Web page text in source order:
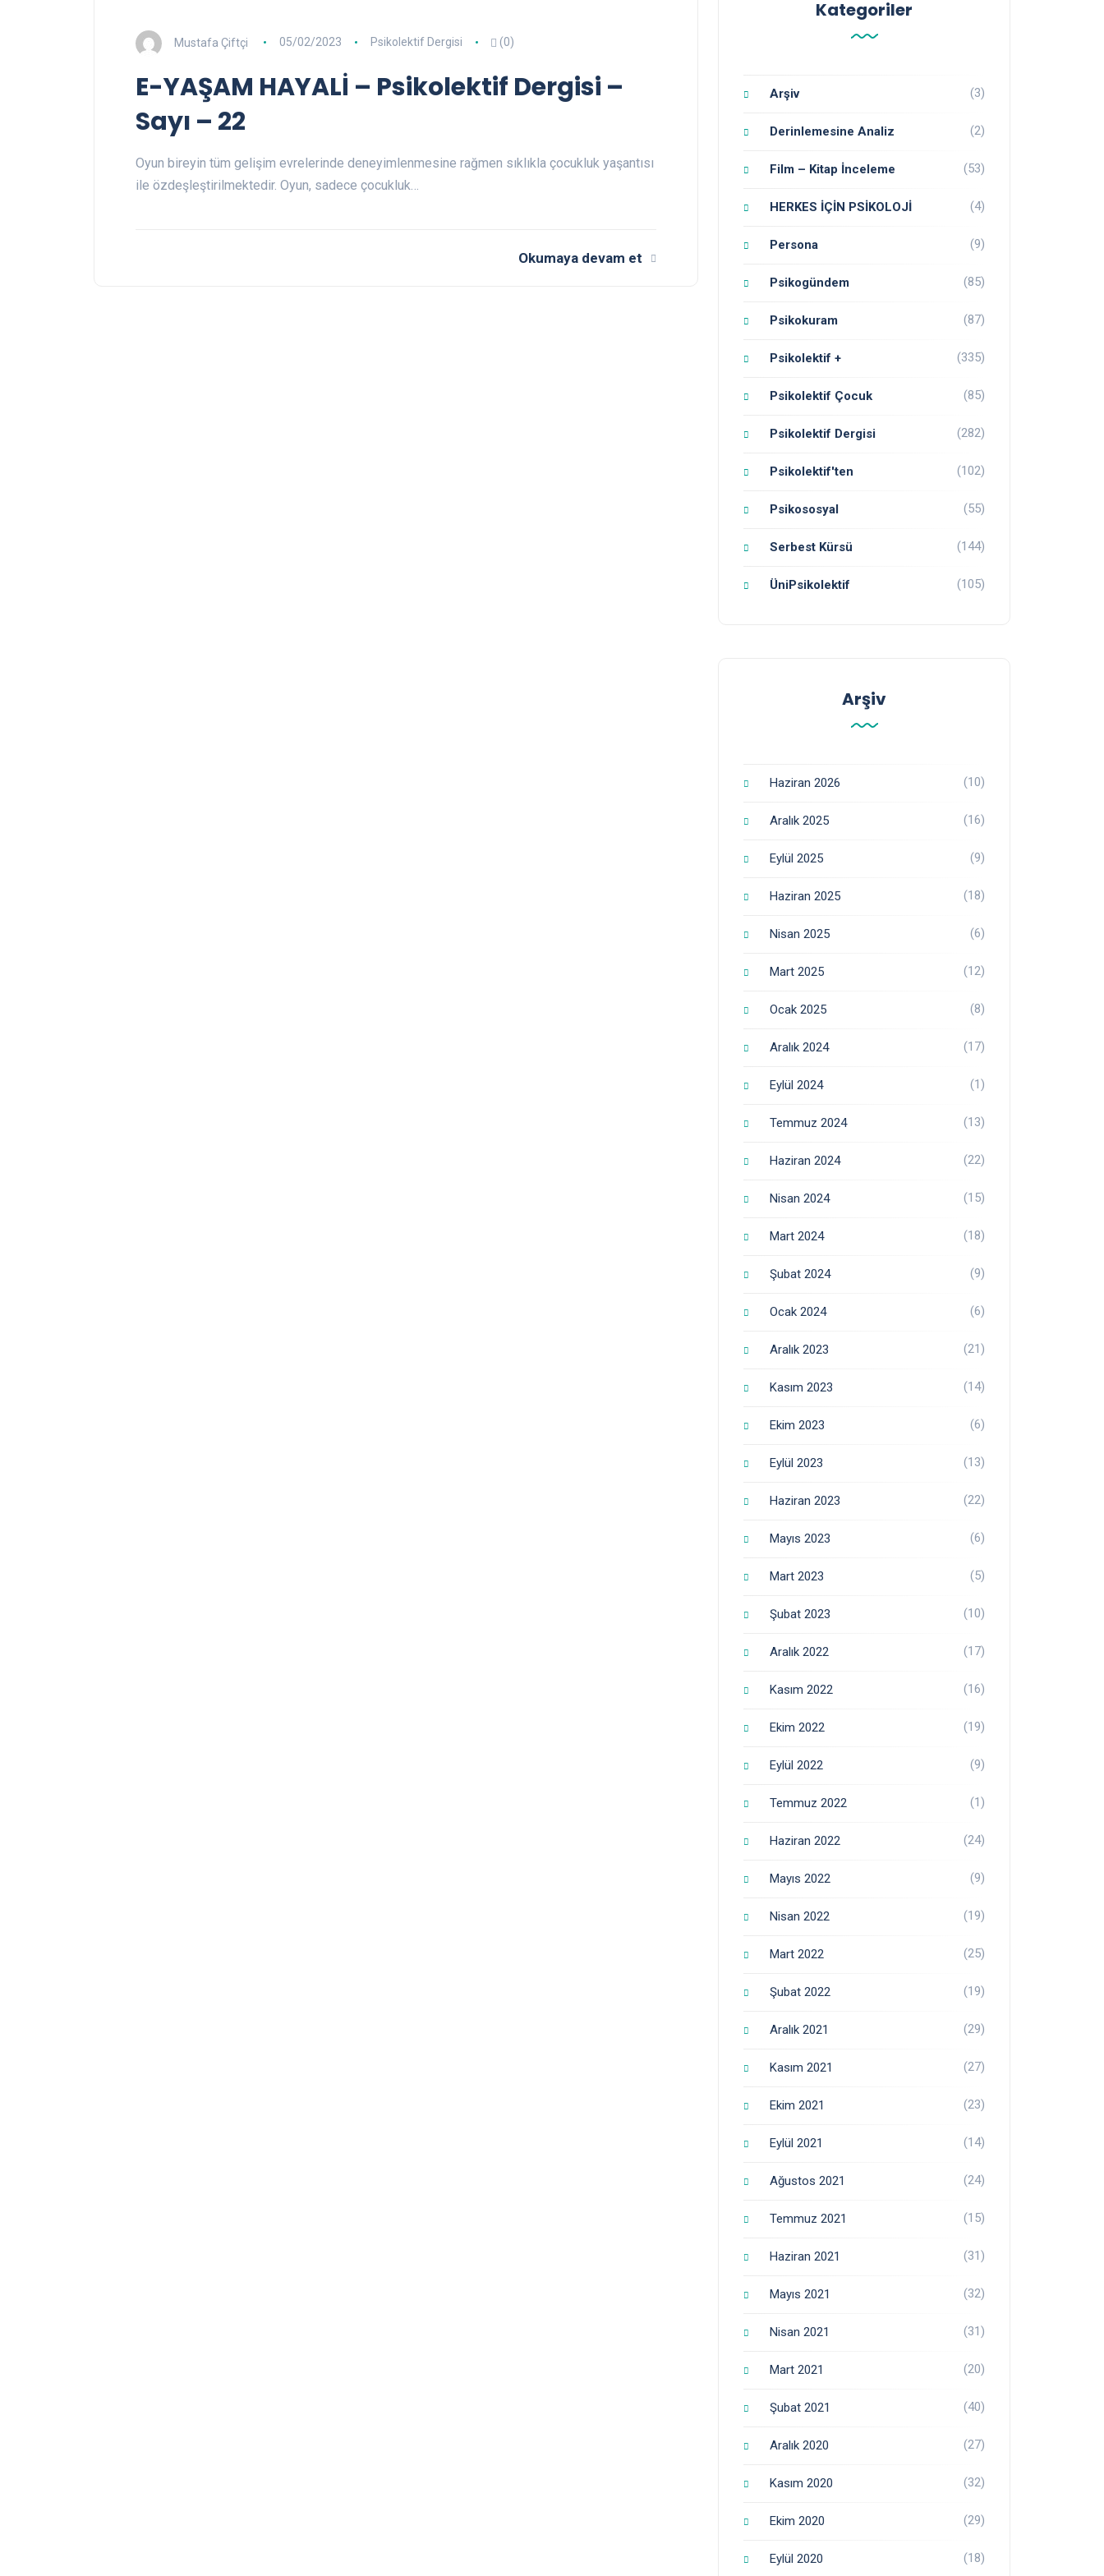
Mustafa Çiftçi 05/02/2023 Psikolektif Dergisi (0)
E-YAŞAM HAYALİ – Psikolektif Dergisi –
Sayı – 22
Oyun bireyin tüm gelişim evrelerinde deneyimlenmesine rağmen sıklıkla çocukluk yaşantısı
ile özdeşleştirilmektedir. Oyun, sadece çocukluk…
Okumaya devam et
Kategoriler
Arşiv (3)
Derinlemesine Analiz (2)
Film – Kitap İnceleme (53)
HERKES İÇİN PSİKOLOJİ (4)
Persona (9)
Psikogündem (85)
Psikokuram (87)
Psikolektif + (335)
Psikolektif Çocuk (85)
Psikolektif Dergisi (282)
Psikolektif'ten (102)
Psikososyal (55)
Serbest Kürsü (144)
ÜniPsikolektif (105)
Arşiv
Haziran 2026 (10)
Aralık 2025 (16)
Eylül 2025 (9)
Haziran 2025 (18)
Nisan 2025 (6)
Mart 2025 (12)
Ocak 2025 (8)
Aralık 2024 (17)
Eylül 2024 (1)
Temmuz 2024 (13)
Haziran 2024 (22)
Nisan 2024 (15)
Mart 2024 (18)
Şubat 2024 (9)
Ocak 2024 (6)
Aralık 2023 (21)
Kasım 2023 (14)
Ekim 2023 (6)
Eylül 2023 (13)
Haziran 2023 (22)
Mayıs 2023 (6)
Mart 2023 (5)
Şubat 2023 (10)
Aralık 2022 (17)
Kasım 2022 (16)
Ekim 2022 (19)
Eylül 2022 (9)
Temmuz 2022 (1)
Haziran 2022 (24)
Mayıs 2022 (9)
Nisan 2022 (19)
Mart 2022 (25)
Şubat 2022 (19)
Aralık 2021 (29)
Kasım 2021 (27)
Ekim 2021 (23)
Eylül 2021 (14)
Ağustos 2021 (24)
Temmuz 2021 (15)
Haziran 2021 (31)
Mayıs 2021 (32)
Nisan 2021 (31)
Mart 2021 (20)
Şubat 2021 (40)
Aralık 2020 (27)
Kasım 2020 (32)
Ekim 2020 (29)
Eylül 2020 (18)